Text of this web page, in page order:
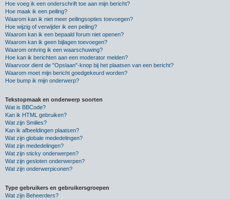
Hoe voeg ik een onderschrift toe aan mijn bericht?
Hoe maak ik een peiling?
Waarom kan ik niet meer peilingsopties toevoegen?
Hoe wijzig of verwijder ik een peiling?
Waarom kan ik een bepaald forum niet openen?
Waarom kan ik geen bijlagen toevoegen?
Waarom ontving ik een waarschuwing?
Hoe kan ik berichten aan een moderator melden?
Waarvoor dient de "Opslaan"-knop bij het plaatsen van een bericht?
Waarom moet mijn bericht goedgekeurd worden?
Hoe bump ik mijn onderwerp?
Tekstopmaak en onderwerp soorten
Wat is BBCode?
Kan ik HTML gebruiken?
Wat zijn Smilies?
Kan ik afbeeldingen plaatsen?
Wat zijn globale mededelingen?
Wat zijn mededelingen?
Wat zijn sticky onderwerpen?
Wat zijn gesloten onderwerpen?
Wat zijn onderwerpiconen?
Type gebruikers en gebruikersgroepen
Wat zijn Beheerders?